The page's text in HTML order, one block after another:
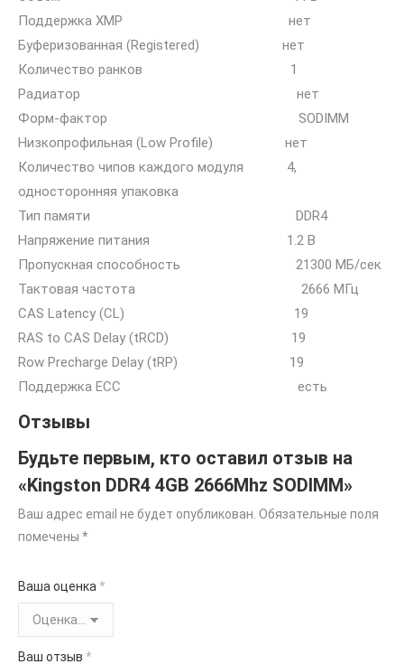
Поддержка XMP нет
Буферизованная (Registered) нет
Количество ранков 1
Радиатор нет
Форм-фактор SODIMM
Низкопрофильная (Low Profile) нет
Количество чипов каждого модуля 4,
односторонняя упаковка
Тип памяти DDR4
Напряжение питания 1.2 В
Пропускная способность 21300 МБ/сек
Тактовая частота 2666 МГц
CAS Latency (CL) 19
RAS to CAS Delay (tRCD) 19
Row Precharge Delay (tRP) 19
Поддержка ECC есть
Отзывы
Будьте первым, кто оставил отзыв на
«Kingston DDR4 4GB 2666Mhz SODIMM»
Ваш адрес email не будет опубликован. Обязательные поля
помечены *
Ваша оценка *
Ваш отзыв *